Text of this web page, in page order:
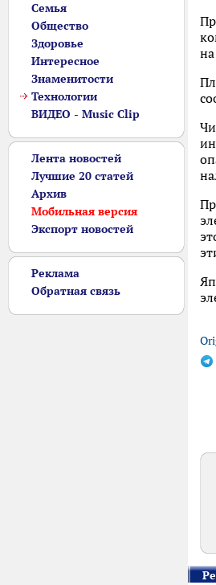
Семья
Общество
Здоровье
Интересное
Знаменитости
Технологии
ВИДЕО - Music Clip
Лента новостей
Лучшие 20 статей
Архив
Мобильная версия
Экспорт новостей
Реклама
Обратная связь